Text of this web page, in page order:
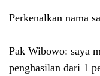
Perkenalkan nama
Pak Wibowo: saya
penghasilan dari 1